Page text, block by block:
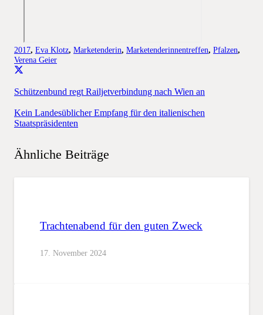
2017, Eva Klotz, Marketenderin, Marketenderinnentreffen, Pfalzen,
Verena Geier
Schützenbund regt Railjetverbindung nach Wien an
Kein Landesüblicher Empfang für den italienischen
Staatspräsidenten
Ähnliche Beiträge
Trachtenabend für den guten Zweck
17. November 2024